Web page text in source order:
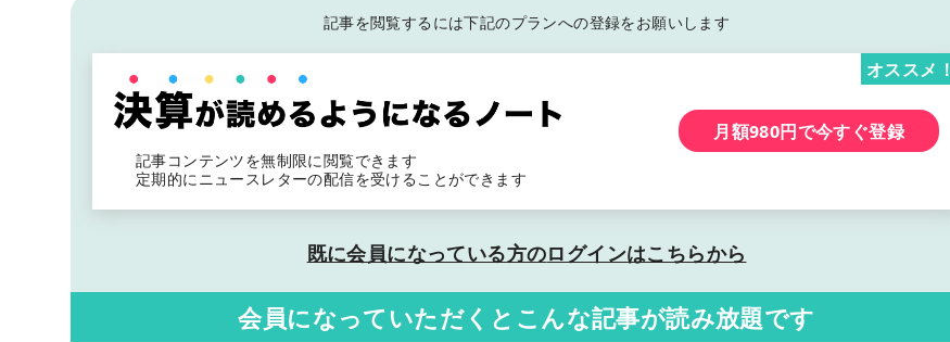
記事を閲覧するには下記のプランへの登録をお願いします
記事コンテンツを無制限に閲覧できます
定期的にニュースレターの配信を受けることができます
オススメ！
月額980円で今すぐ登録
既に会員になっている方のログインはこちらから
会員になっていただくと こんな記事が読み放題です